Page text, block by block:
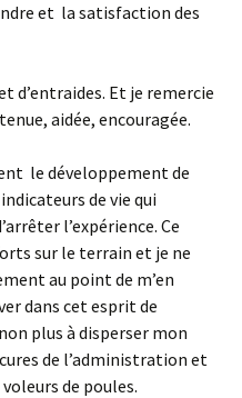
et la satisfaction des
d’entraides. Et je remercie
aidée, encouragée.
le développement de
de vie qui
l’expérience. Ce
sur le terrain et je ne
au point de m’en
dans cet esprit de
plus à disperser mon
de l’administration et
de poules.